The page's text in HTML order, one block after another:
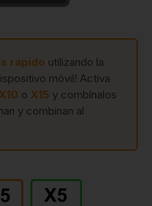
rápido utilizando la
móvil! Activa
X10 o X15 y combínalos
y combinan al